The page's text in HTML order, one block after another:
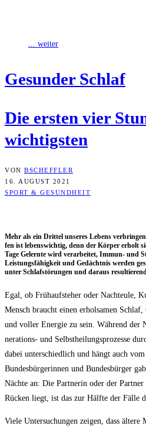
... weiter
Gesun­der Schlaf
Die ers­ten vier
wichtigsten
VON BSCHEFFLER
16. AUGUST 2021
SPORT & GESUNDHEIT
Mehr als ein Drit­tel unse­res Lebens
fen ist lebens­wich­tig, denn der Kör­per erholt
Tage Gelern­te wird ver­ar­bei­tet, Immun- und
Leis­tungs­fä­hig­keit und Gedächt­nis wer­den
unter Schlaf­stö­run­gen und dar­aus
Egal, ob Früh­auf­ste­her oder Nacht­eu­le,
Mensch braucht einen erhol­sa­men
und vol­ler Ener­gie zu sein. Wäh­rend der
ne­ra­ti­ons- und Selbst­hei­lungs­pro­zes­se
dabei unter­schied­lich und hängt auch
Bun­des­bür­ge­rin­nen und Bun­des­bür­ger
Näch­te an: Die Part­ne­rin oder der
Rücken liegt, ist das zur Hälf­te der Fäl­le
Vie­le Unter­su­chun­gen zei­gen, dass älte­re